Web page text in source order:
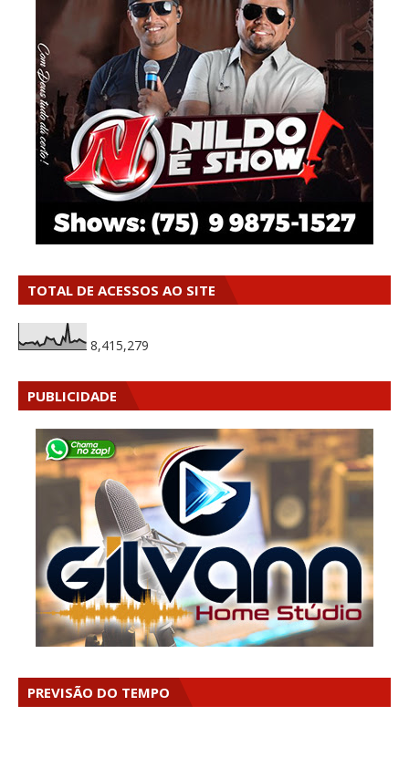
TOTAL DE ACESSOS AO SITE
8,415,279
PUBLICIDADE
PREVISÃO DO TEMPO